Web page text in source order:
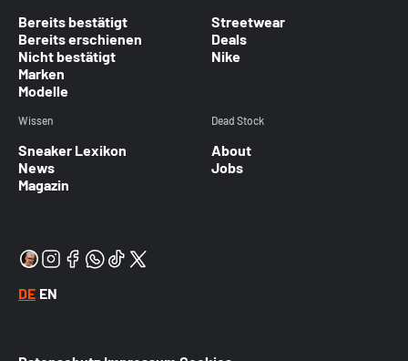
Bereits bestätigt
Bereits erschienen
Nicht bestätigt
Marken
Modelle
Streetwear
Deals
Nike
Wissen
Sneaker Lexikon
News
Magazin
Dead Stock
About
Jobs
DE EN